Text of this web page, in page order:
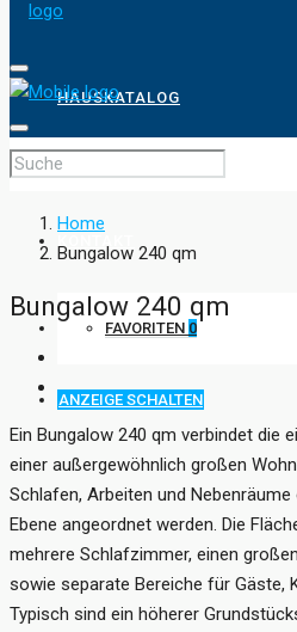
HAUSKATALOG
ANBIETER
FAVORITEN 0
ANZEIGE SCHALTEN
Home
Bungalow 240 qm
Bungalow 240 qm
Ein Bungalow 240 qm verbindet die
einer außergewöhnlich großen
Schlafen, Arbeiten und
Ebene angeordnet werden. Die
mehrere Schlafzimmer, einen
sowie separate Bereiche für Gäste,
Typisch sind ein höherer